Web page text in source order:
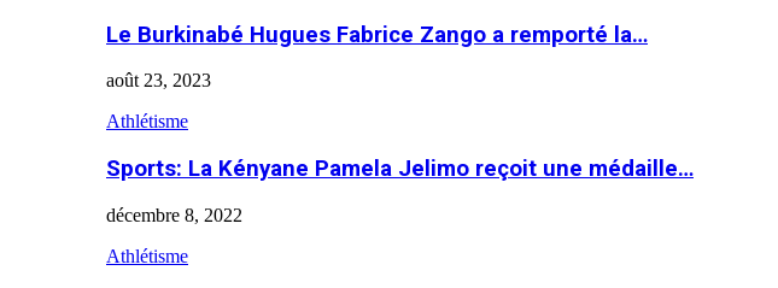
Le Burkinabé Hugues Fabrice Zango a remporté la…
août 23, 2023
Athlétisme
Sports: La Kényane Pamela Jelimo reçoit une médaille…
décembre 8, 2022
Athlétisme